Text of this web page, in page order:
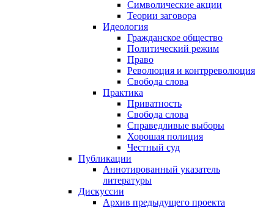
Символические акции
Теории заговора
Идеология
Гражданское общество
Политический режим
Право
Революция и контрреволюция
Свобода слова
Практика
Приватность
Свобода слова
Справедливые выборы
Хорошая полиция
Честный суд
Публикации
Аннотированный указатель
литературы
Дискуссии
Архив предыдущего проекта